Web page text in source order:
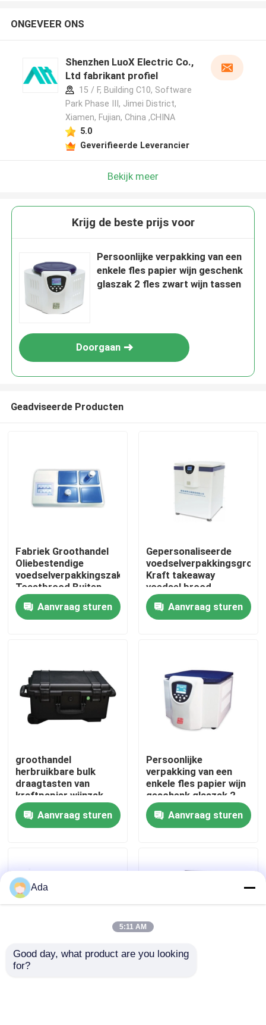
Huis
Producten
Videos
VR-show
Ongeveer ons
Fabrieksreis
Kwaliteitscontrole
ONGEVEER ONS
Shenzhen LuoX Electric Co.,
Ltd fabrikant profiel
15 / F, Building C10, Software
Park Phase III, Jimei District,
Xiamen, Fujian, China ,CHINA
5.0
Geverifieerde Leverancier
Bekijk meer
Krijg de beste prijs voor
Persoonlijke verpakking van een
enkele fles papier wijn geschenk
glaszak 2 fles zwart wijn tassen
Doorgaan
Geadviseerde Producten
Fabriek Groothandel
Oliebestendige
voedselverpakkingszak
Toastbrood Buiten
Verkoper Onderste
Kraftpapierzak
Aanvraag sturen
Gepersonaliseerde
Kraft takeaway
voedsel brood
papieren zak voor
restaurantAanvraag sturen
groothandel
herbruikbare bulk
draagtasten van
kraftpapier wijnzak
voor wijnflessen
Aanvraag sturen
Persoonlijke
verpakking van een
enkele fles papier wijn
geschenk glaszak 2
fles zwart wijn tassen
Aanvraag sturen
Groothandel Custom
Ada
5:11 AM
Good day, what product are you looking
for?